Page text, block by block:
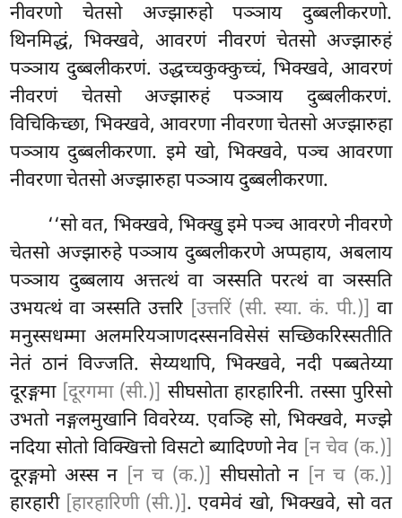
नीवरणो चेतसो अज्झारुहो पञ्ञाय दुब्बलीकरणो.
थिनमिद्धं, भिक्खवे, आवरणं नीवरणं चेतसो अज्झारुहं
पञ्ञाय दुब्बलीकरणं. उद्धच्चकुक्कुच्चं, भिक्खवे, आवरणं
नीवरणं चेतसो अज्झारुहं पञ्ञाय दुब्बलीकरणं.
विचिकिच्छा, भिक्खवे, आवरणा नीवरणा चेतसो अज्झारुहा
पञ्ञाय दुब्बलीकरणा. इमे खो, भिक्खवे, पञ्च आवरणा
नीवरणा चेतसो अज्झारुहा पञ्ञाय दुब्बलीकरणा.
‘‘सो वत, भिक्खवे, भिक्खु इमे पञ्च आवरणे नीवरणे
चेतसो अज्झारुहे पञ्ञाय दुब्बलीकरणे अप्पहाय, अबलाय
पञ्ञाय दुब्बलाय अत्तत्थं वा ञस्सति परत्थंवा ञस्सति
उभयत्थं वा ञस्सति उत्तरि [उत्तरिं (सी. स्या. कं. पी.)] वा
मनुस्सधम्मा अलमरियञाणदस्सनविसेसं सच्छिकरिस्सतीति
नेतं ठानं विज्जति. सेय्यथापि, भिक्खवे, नदी पब्बतेय्या
दूरङ्गमा [दूरगमा (सी.)] सीघसोता हारहारिनी. तस्सा पुरिसो
उभतो नङ्गलमुखानि विवरेय्य. एवञ्हि सो, भिक्खवे, मज्झे
नदिया सोतो विक्खित्तो विसटो ब्यादिण्णो नेव [न चेव (क.)]
दूरङ्गमो अस्स न
[न च (क.)] सीघसोतो न
[न च (क.)]
हारहारी [हारहारिणी (सी.)] . एवमेवं खो, भिक्खवे, सो वत